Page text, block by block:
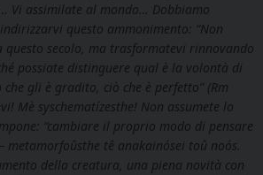
Vi assimilate al mondo… Dobbiamo
questo ammonimento: “Non
secolo, ma trasformatevi rinnovando
possiate distinguere qual è la volontà di
che gli è gradito, ciò che è perfetto” (Rm
Mè syschematízesthe! Non assumete lo
“cambiare il proprio modo di pensare
metamorfoûsthe tê anakainósei toû noós.
della creatura, una piena novità con